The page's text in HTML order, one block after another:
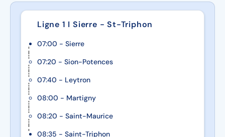
Ligne 1 I Sierre - St-Triphon
07:00 - Sierre
07:20 - Sion-Potences
07:40 - Leytron
08:00 - Martigny
08:20 - Saint-Maurice
08:35 - Saint-Triphon